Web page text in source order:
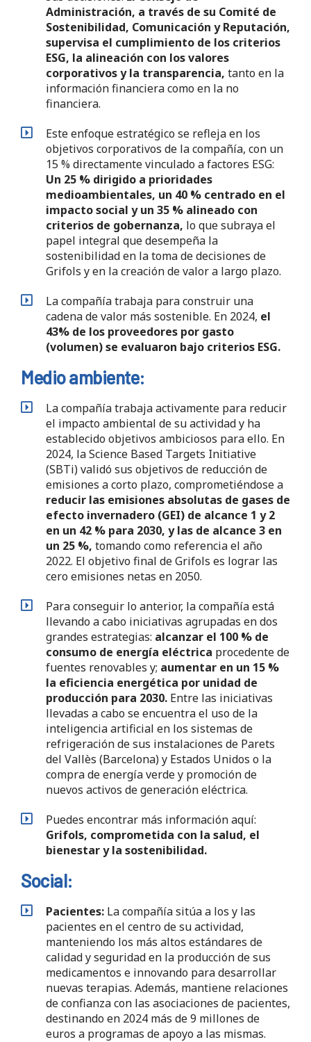
Administración, a través de su Comité de
Sostenibilidad, Comunicación y Reputación,
supervisa el cumplimiento de los criterios
ESG, la alineación con los valores
corporativos y la transparencia, tanto en la
información financiera como en la no
financiera.
Este enfoque estratégico se refleja en los
objetivos corporativos de la compañía, con un
15 % directamente vinculado a factores ESG:
Un 25 % dirigido a prioridades
medioambientales, un 40 % centrado en el
impacto social y un 35 % alineado con
criterios de gobernanza, lo que subraya el
papel integral que desempeña la
sostenibilidad en la toma de decisiones de
Grifols y en la creación de valor a largo plazo.
La compañía trabaja para construir una
cadena de valor más sostenible. En 2024, el
43% de los proveedores por gasto
(volumen) se evaluaron bajo criterios ESG.
Medio ambiente:
La compañía trabaja activamente para reducir
el impacto ambiental de su actividad y ha
establecido objetivos ambiciosos para ello. En
2024, la Science Based Targets Initiative
(SBTi) validó sus objetivos de reducción de
emisiones a corto plazo, comprometiéndose a
reducir las emisiones absolutas de gases de
efecto invernadero (GEI) de alcance 1 y 2
en un 42 % para 2030, y las de alcance 3 en
un 25 %, tomando como referencia el año
2022. El objetivo final de Grifols es lograr las
cero emisiones netas en 2050.
Para conseguir lo anterior, la compañía está
llevando a cabo iniciativas agrupadas en dos
grandes estrategias: alcanzar el 100 % de
consumo de energía eléctrica procedente de
fuentes renovables y; aumentar en un 15 %
la eficiencia energética por unidad de
producción para 2030.Entre las iniciativas
llevadas a cabo se encuentra el uso de la
inteligencia artificial en los sistemas de
refrigeración de sus instalaciones de Parets
del Vallès (Barcelona) y Estados Unidos o la
compra de energía verde y promoción de
nuevos activos de generación eléctrica.
Puedes encontrar más información aquí:
Grifols, comprometida con la salud, el
bienestar y la sostenibilidad.
Social:
Pacientes:La compañía sitúa a los y las
pacientes en el centro de su actividad,
manteniendo los más altos estándares de
calidad y seguridad en la producción de sus
medicamentos e innovando para desarrollar
nuevas terapias. Además, mantiene relaciones
de confianza con las asociaciones de pacientes,
destinando en 2024 más de 9 millones de
euros a programas de apoyo a las mismas.